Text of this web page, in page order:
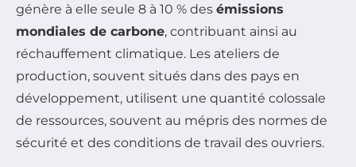
génère à elle seule 8 à 10 % des émissions
mondiales de carbone, contribuant ainsi au
réchauffement climatique. Les ateliers de
production, souvent situés dans des pays en
développement, utilisent une quantité colossale
de ressources, souvent au mépris des normes de
sécurité et des conditions de travail des ouvriers.